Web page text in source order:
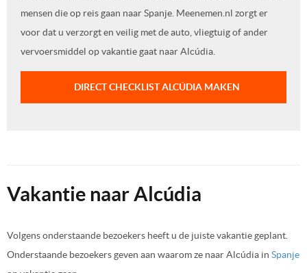
mensen die op reis gaan naar Spanje. Meenemen.nl zorgt er
voor dat u verzorgt en veilig met de auto, vliegtuig of ander
vervoersmiddel op vakantie gaat naar Alcúdia.
DIRECT CHECKLIST ALCÚDIA MAKEN
Vakantie naar Alcúdia
Volgens onderstaande bezoekers heeft u de juiste vakantie geplant.
Onderstaande bezoekers geven aan waarom ze naar Alcúdia in Spanje